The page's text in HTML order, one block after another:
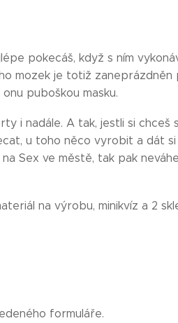
pokecáš, když s ním
mozek je totiž zaneprázdněn
puboškou masku.
i nadále. A tak, jestli si chceš s
u toho něco vyrobit a dát si
Sex ve městě, tak pak
na výrobu, minikvíz a 2
formuláře.